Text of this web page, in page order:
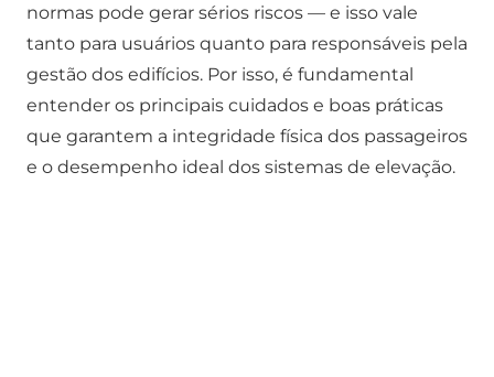
normas pode gerar sérios riscos — e isso vale
tanto para usuários quanto para responsáveis pela
gestão dos edifícios. Por isso, é fundamental
entender os principais cuidados e boas práticas
que garantem a integridade física dos passageiros
e o desempenho ideal dos sistemas de elevação.